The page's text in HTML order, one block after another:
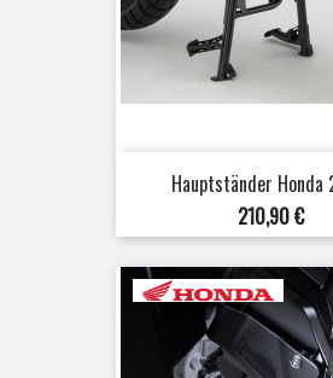
Hauptständer Honda
Preis
210,90 €